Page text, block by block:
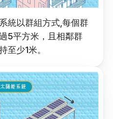
統以群組方式,每個群
5平方米，且相鄰群
至少1米。